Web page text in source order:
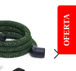
OFERTA